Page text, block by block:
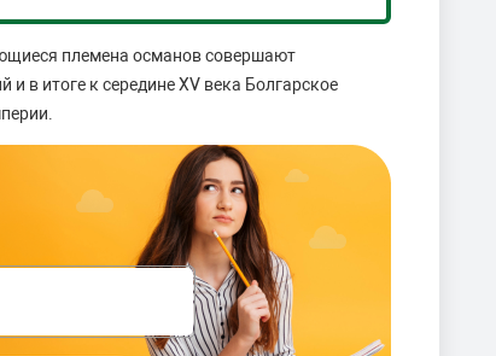
племена османов совершают
в итоге к середине XV века Болгарское